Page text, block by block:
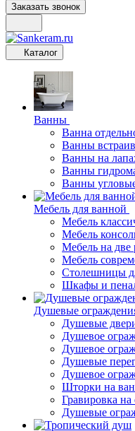
Заказать звонок
Каталог
Ванны
Ванна
Ванны
Ванны на
Ванны
Ванны
Мебель для ванной
Мебель
Мебель
Мебель на две
Мебель
Столешницы
Шкафы и
Душевые
Душевые
Душевое
Душевое
Душевые
Душевое
Шторки на
Гравировка на
Душевые